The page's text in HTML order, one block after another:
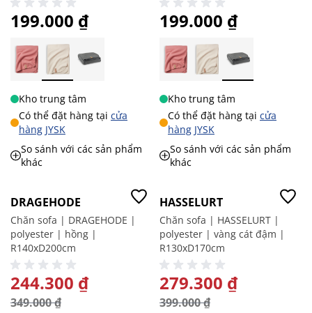
199.000 ₫
Kho trung tâm
Có thể đặt hàng tại cửa
hàng JYSK
So sánh với các sản phẩm
khác
199.000 ₫
Kho trung tâm
Có thể đặt hàng tại cửa
hàng JYSK
So sánh với các sản phẩm
khác
DRAGEHODE
Chăn sofa | DRAGEHODE |
polyester | hồng |
R140xD200cm
GIÁ ĐẶC BIỆT
244.300 ₫
349.000 ₫
HASSELURT
Chăn sofa | HASSELURT |
polyester | vàng cát đậm |
R130xD170cm
GIÁ ĐẶC BIỆT
279.300 ₫
399.000 ₫